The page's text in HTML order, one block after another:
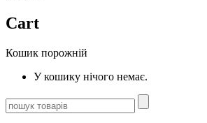
Cart
Кошик порожній
У кошику нічого немає.